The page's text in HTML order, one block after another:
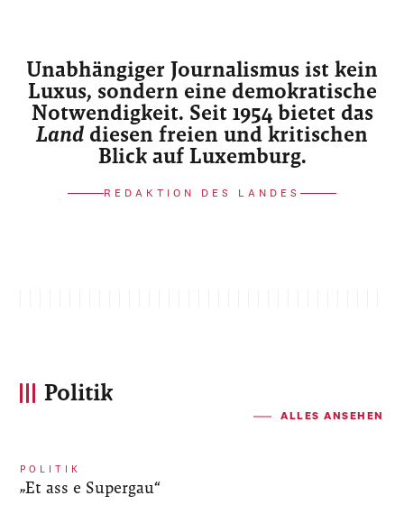
Unabhängiger Journalismus ist kein
Luxus, sondern eine demokratische
Notwendigkeit. Seit 1954 bietet das
Land diesen freien und kritischen
Blick auf Luxemburg.
REDAKTION DES LANDES
Politik
ALLES ANSEHEN
POLITIK
„Et ass e Supergau“